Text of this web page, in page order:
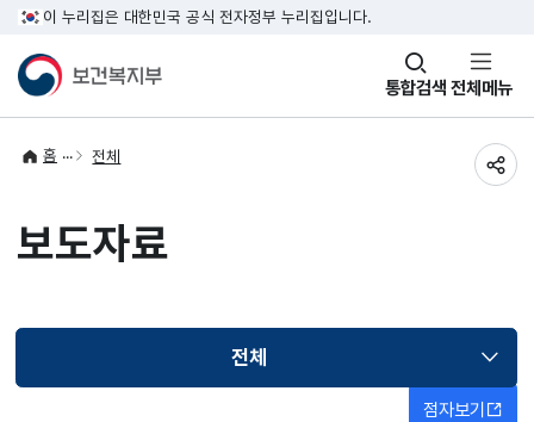
이 누리집은 대한민국 공식 전자정부 누리집입니다.
통합검색
창
열기 전체메뉴
홈 전체
보도자료
전체선택됨
점자보기